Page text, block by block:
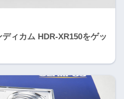
ィカム HDR-XR150をゲッ